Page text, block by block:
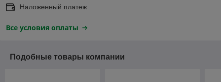
Наложенный платеж
Все условия оплаты
Подобные товары компании